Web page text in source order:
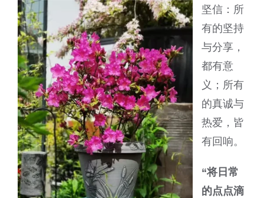
坚信：所
有的坚持
与分享，
都有意
义；所有
的真诚与
热爱，皆
有回响。
“将日常
的点点滴